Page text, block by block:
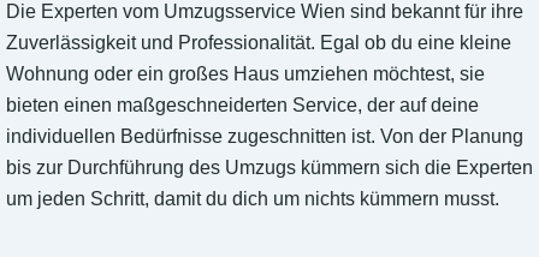
Die Experten vom Umzugsservice Wien sind bekannt für ihre
Zuverlässigkeit und Professionalität. Egal ob du eine kleine
Wohnung oder ein großes Haus umziehen möchtest, sie
bieten einen maßgeschneiderten Service, der auf deine
individuellen Bedürfnisse zugeschnitten ist. Von der Planung
bis zur Durchführung des Umzugs kümmern sich die Experten
um jeden Schritt, damit du dich um nichts kümmern musst.